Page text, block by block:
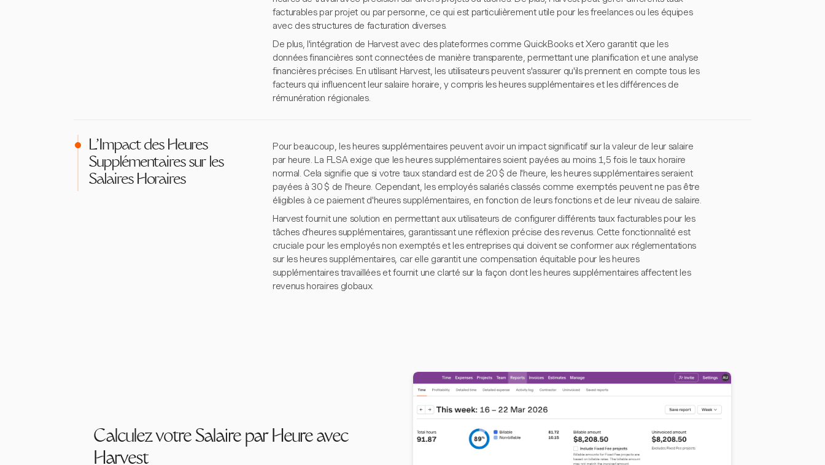
facturables par projet ou par personne, ce qui est particulièrement utile pour les freelances ou les équipes
avec des structures de facturation diverses.
De plus, l'intégration de Harvest avec des plateformes comme QuickBooks et Xero garantit que les
données financières sont connectées de manière transparente, permettant une planification et une analyse
financières précises. En utilisant Harvest, les utilisateurs peuvent s'assurer qu'ils prennent en compte tous les
facteurs qui influencent leur salaire horaire, y compris les heures supplémentaires et les différences de
rémunération régionales.
L'Impact des Heures
Supplémentaires sur les
Salaires Horaires
Pour beaucoup, les heures supplémentaires peuvent avoir un impact significatif sur la valeur de leur salaire
par heure. La FLSA exige que les heures supplémentaires soient payées au moins 1,5 fois le taux horaire
normal. Cela signifie que si votre taux standard est de 20 $ de l'heure, les heures supplémentaires seraient
payées à 30 $ de l'heure. Cependant, les employés salariés classés comme exemptés peuvent ne pas être
éligibles à ce paiement d'heures supplémentaires, en fonction de leurs fonctions et de leur niveau de salaire.
Harvest fournit une solution en permettant aux utilisateurs de configurer différents taux facturables pour les
tâches d'heures supplémentaires, garantissant une réflexion précise des revenus. Cette fonctionnalité est
cruciale pour les employés non exemptés et les entreprises qui doivent se conformer aux réglementations
sur les heures supplémentaires, car elle garantit une compensation équitable pour les heures
supplémentaires travaillées et fournit une clarté sur la façon dont les heures supplémentaires affectent les
revenus horaires globaux.
Calculez votre Salaire par Heure avec
Harvest